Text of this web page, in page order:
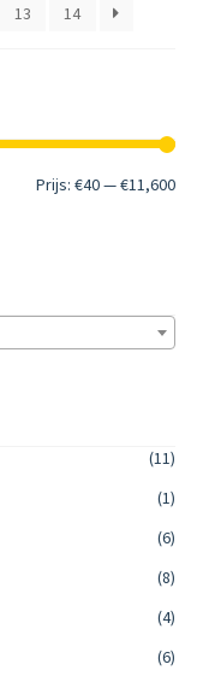
13 14
Min.
Prijs:€40—€11,600
(11)
(1)
(6)
(8)
(4)
(6)